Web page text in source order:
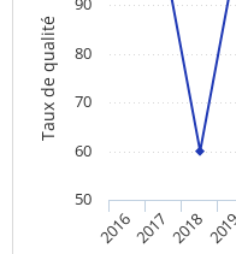
Taux de qualité
20162017 2018
50
60
70
80